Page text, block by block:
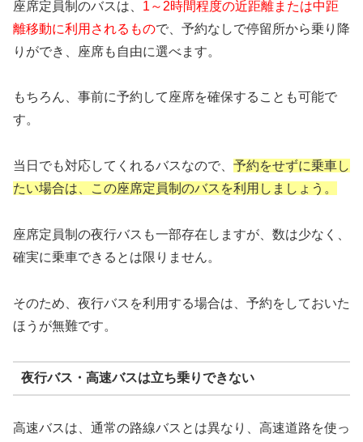
座席定員制のバスは、 1～2時間程度の近距離または中距
離移動に利用されるもので、予約なしで停留所から乗り降
りができ、座席も自由に選べます。
もちろん、事前に予約して座席を確保することも可能で
す。
当日でも対応してくれるバスなので、 予約をせずに乗車し
たい場合は、この座席定員制のバスを利用しましょう。
座席定員制の夜行バスも一部存在しますが、数は少なく、
確実に乗車できるとは限りません。
そのため、夜行バスを利用する場合は、予約をしておいた
ほうが無難です。
夜行バス・高速バスは立ち乗りできない
高速バスは、通常の路線バスとは異なり、高速道路を使っ